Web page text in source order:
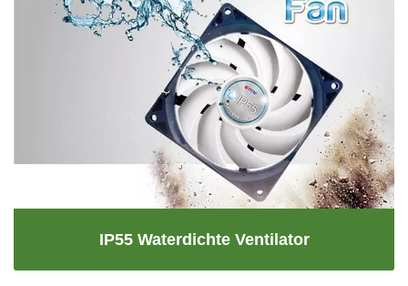
IP55 Waterdichte Ventilator